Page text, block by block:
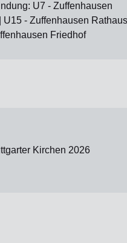
U7 - Zuffenhausen
U15 - Zuffenhausen Rathaus |
Friedhof
Kirchen 2026